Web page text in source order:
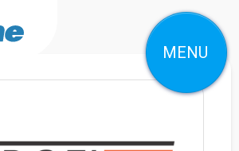
MENU